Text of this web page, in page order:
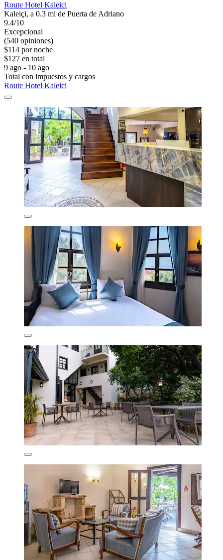
Route Hotel Kaleici
Kaleiçi, a 0.3 mi de Puerta de Adriano
9.4/10
Excepcional
(540 opiniones)
$114 por noche
$127 en total
9 ago - 10 ago
Total con impuestos y cargos
Route Hotel Kaleici